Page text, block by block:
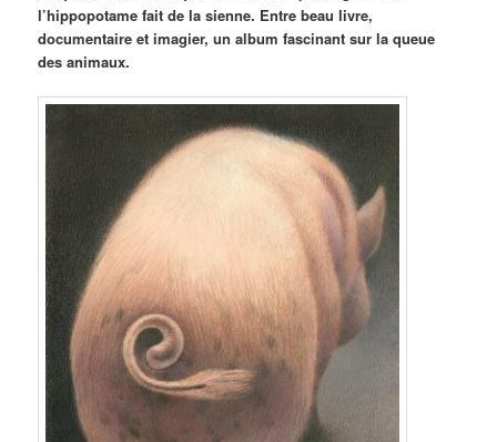
l’hippopotame fait de la sienne. Entre beau livre,
documentaire et imagier, un album fascinant sur la queue
des animaux.